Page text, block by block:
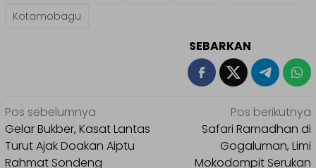
Kotamobagu
SEBARKAN
Navigasi
pos
Pos sebelumnya
Gelar Bukber, Kasat Lantas
Turut Ajak Doakan Aiptu
Rahmat Sondeng
Pos berikutnya
Safari Ramadhan di
Gogaluman, Limi
Mokodompit Serukan